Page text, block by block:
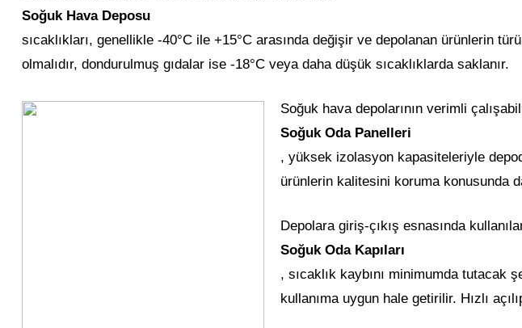
Soğuk Hava Deposu
sıcaklıkları, genellikle -40°C ile +15°C arasında değişir ve depolanan ürünlerin
olmalıdır, dondurulmuş gıdalar ise -18°C veya daha düşük sıcaklıklarda saklanır.
Soğuk hava depolarının verimli
Soğuk Oda Panelleri
, yüksek izolasyon kapasiteleriyle
ürünlerin kalitesini koruma konusunda
Depolara giriş-çıkış esnasında
Soğuk Oda Kapıları
, sıcaklık kaybını minimumda tutacak
kullanıma uygun hale getirilir. Hızlı